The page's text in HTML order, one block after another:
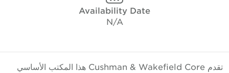
Availability Date
N/A
تقدم Cushman & Wakefield Core هذا المكتب الأساسي